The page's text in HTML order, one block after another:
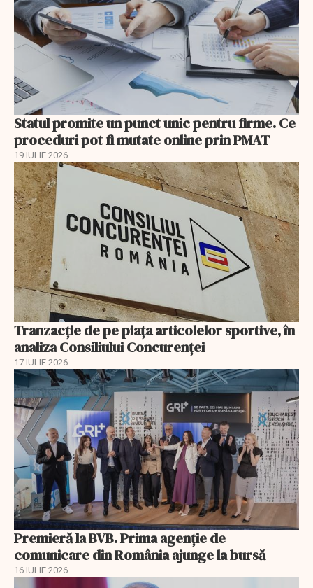
Statul promite un punct unic pentru firme. Ce
proceduri pot fi mutate online prin PMAT
19 IULIE 2026
Tranzacție de pe piața articolelor sportive, în
analiza Consiliului Concurenţei
17 IULIE 2026
Premieră la BVB. Prima agenție de
comunicare din România ajunge la bursă
16 IULIE 2026